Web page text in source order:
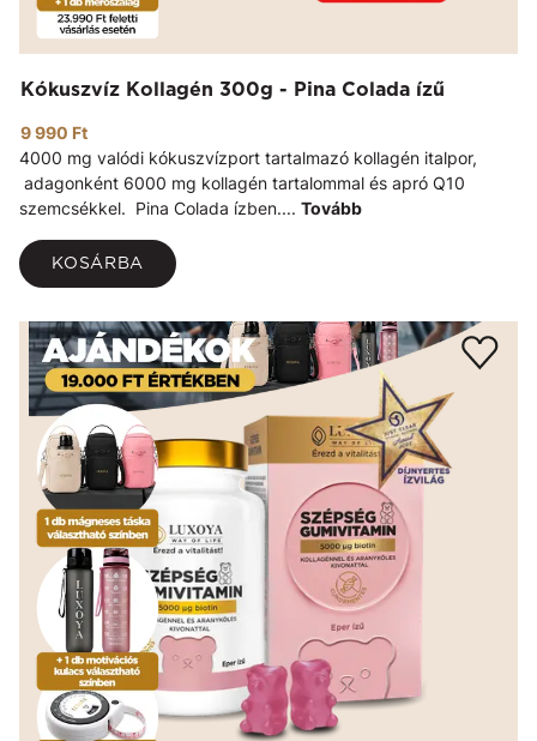
Kókuszvíz Kollagén 300g - Pina Colada ízű
9 990 Ft
4000 mg valódi kókuszvízport tartalmazó kollagén italpor,
adagonként 6000 mg kollagén tartalommal és apró Q10
szemcsékkel. Pina Colada ízben.... Tovább
KOSÁRBA